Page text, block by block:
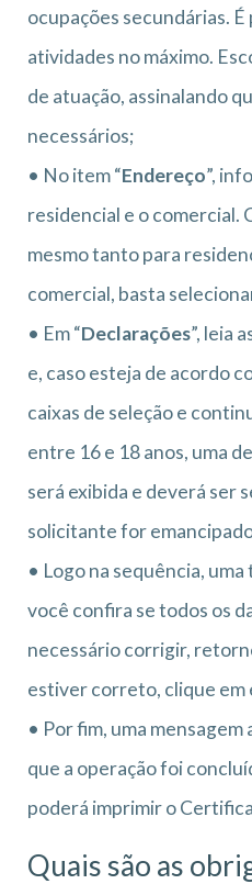
ocupações secundárias.
atividades no máximo.
de atuação, assinalando
necessários;
• No item “Endereço”,
residencial e o comercial.
mesmo tanto para
comercial, basta
• Em “Declarações”, leia
e, caso esteja de acordo
caixas de seleção e
entre 16 e 18 anos, uma
será exibida e deverá ser
solicitante for
• Logo na sequência,
você confira se todos os
necessário corrigir,
estiver correto, clique em
• Por fim, uma
que a operação foi
poderá imprimir o
Quais são as